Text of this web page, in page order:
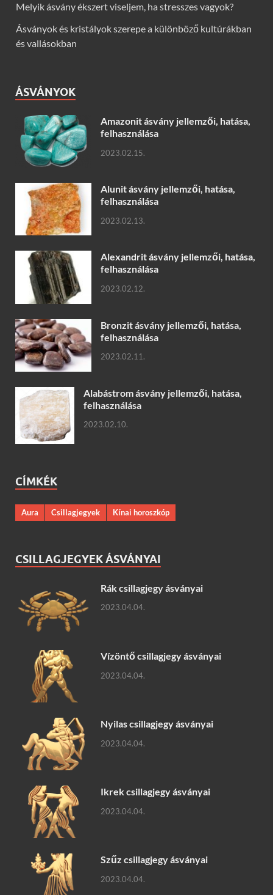
Melyik ásvány ékszert viseljem, ha stresszes vagyok?
Ásványok és kristályok szerepe a különböző kultúrákban
és vallásokban
ÁSVÁNYOK
Amazonit ásvány jellemzői, hatása,
felhasználása
2023.02.15.
Alunit ásvány jellemzői, hatása,
felhasználása
2023.02.13.
Alexandrit ásvány jellemzői, hatása,
felhasználása
2023.02.12.
Bronzit ásvány jellemzői, hatása,
felhasználása
2023.02.11.
Alabástrom ásvány jellemzői, hatása,
felhasználása
2023.02.10.
CÍMKÉK
Aura Csillagjegyek Kínai horoszkóp
CSILLAGJEGYEK ÁSVÁNYAI
Rák csillagjegy ásványai
2023.04.04.
Vízöntő csillagjegy ásványai
2023.04.04.
Nyilas csillagjegy ásványai
2023.04.04.
Ikrek csillagjegy ásványai
2023.04.04.
Szűz csillagjegy ásványai
2023.04.04.